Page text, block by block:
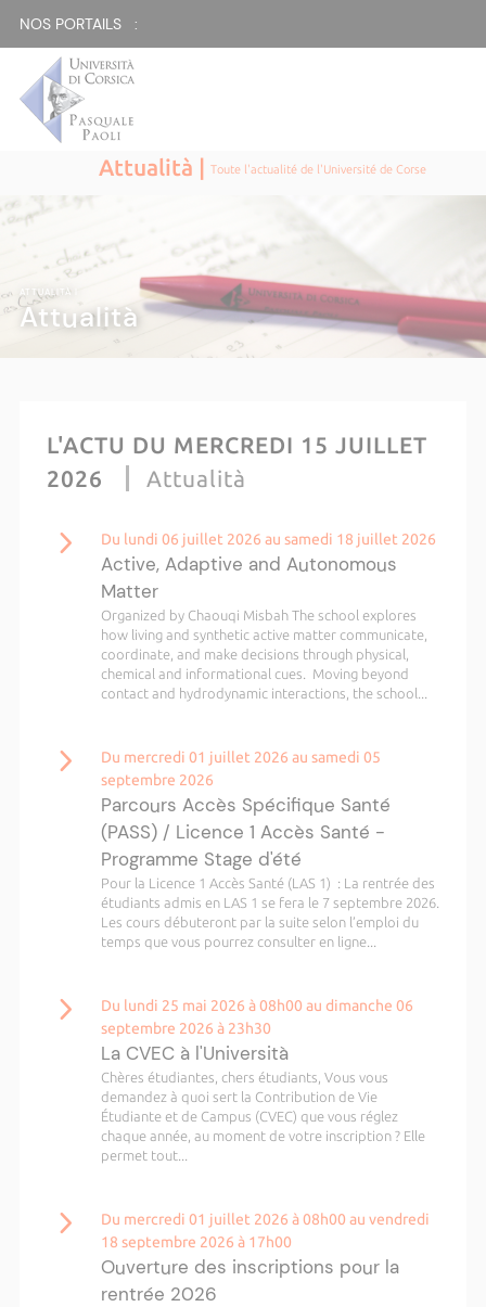
NOS PORTAILS :
Attualità |Toute l'actualité de l'Université de Corse
ATTUALITÀ |
Attualità
L'ACTU DU MERCREDI 15 JUILLET
2026
Attualità
Du lundi 06 juillet 2026 au samedi 18 juillet 2026
Active, Adaptive and Autonomous
Matter
Organized by Chaouqi Misbah The school explores
how living and synthetic active matter communicate,
coordinate, and make decisions through physical,
chemical and informational cues. Moving beyond
contact and hydrodynamic interactions, the school...
Du mercredi 01 juillet 2026 au samedi 05
septembre 2026
Parcours Accès Spécifique Santé
(PASS) / Licence 1 Accès Santé -
Programme Stage d'été
Pour la Licence 1 Accès Santé (LAS 1) : La rentrée des
étudiants admis en LAS 1 se fera le 7 septembre 2026.
Les cours débuteront par la suite selon l’emploi du
temps que vous pourrez consulter en ligne...
Du lundi 25 mai 2026 à 08h00 au dimanche 06
septembre 2026 à 23h30
La CVEC à l'Università
Chères étudiantes, chers étudiants, Vous vous
demandez à quoi sert la Contribution de Vie
Étudiante et de Campus (CVEC) que vous réglez
chaque année, au moment de votre inscription ? Elle
permet tout...
Du mercredi 01 juillet 2026 à 08h00 au vendredi
18 septembre 2026 à 17h00
Ouverture des inscriptions pour la
rentrée 2026